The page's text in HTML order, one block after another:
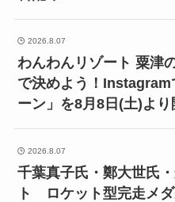
2026.8.07
わんわんリゾート 粟津
で決めよう！
ーン」を8月8日(土)より
2026.8.07
千葉真子氏・鄭大世氏
ト ロケット型完走メ